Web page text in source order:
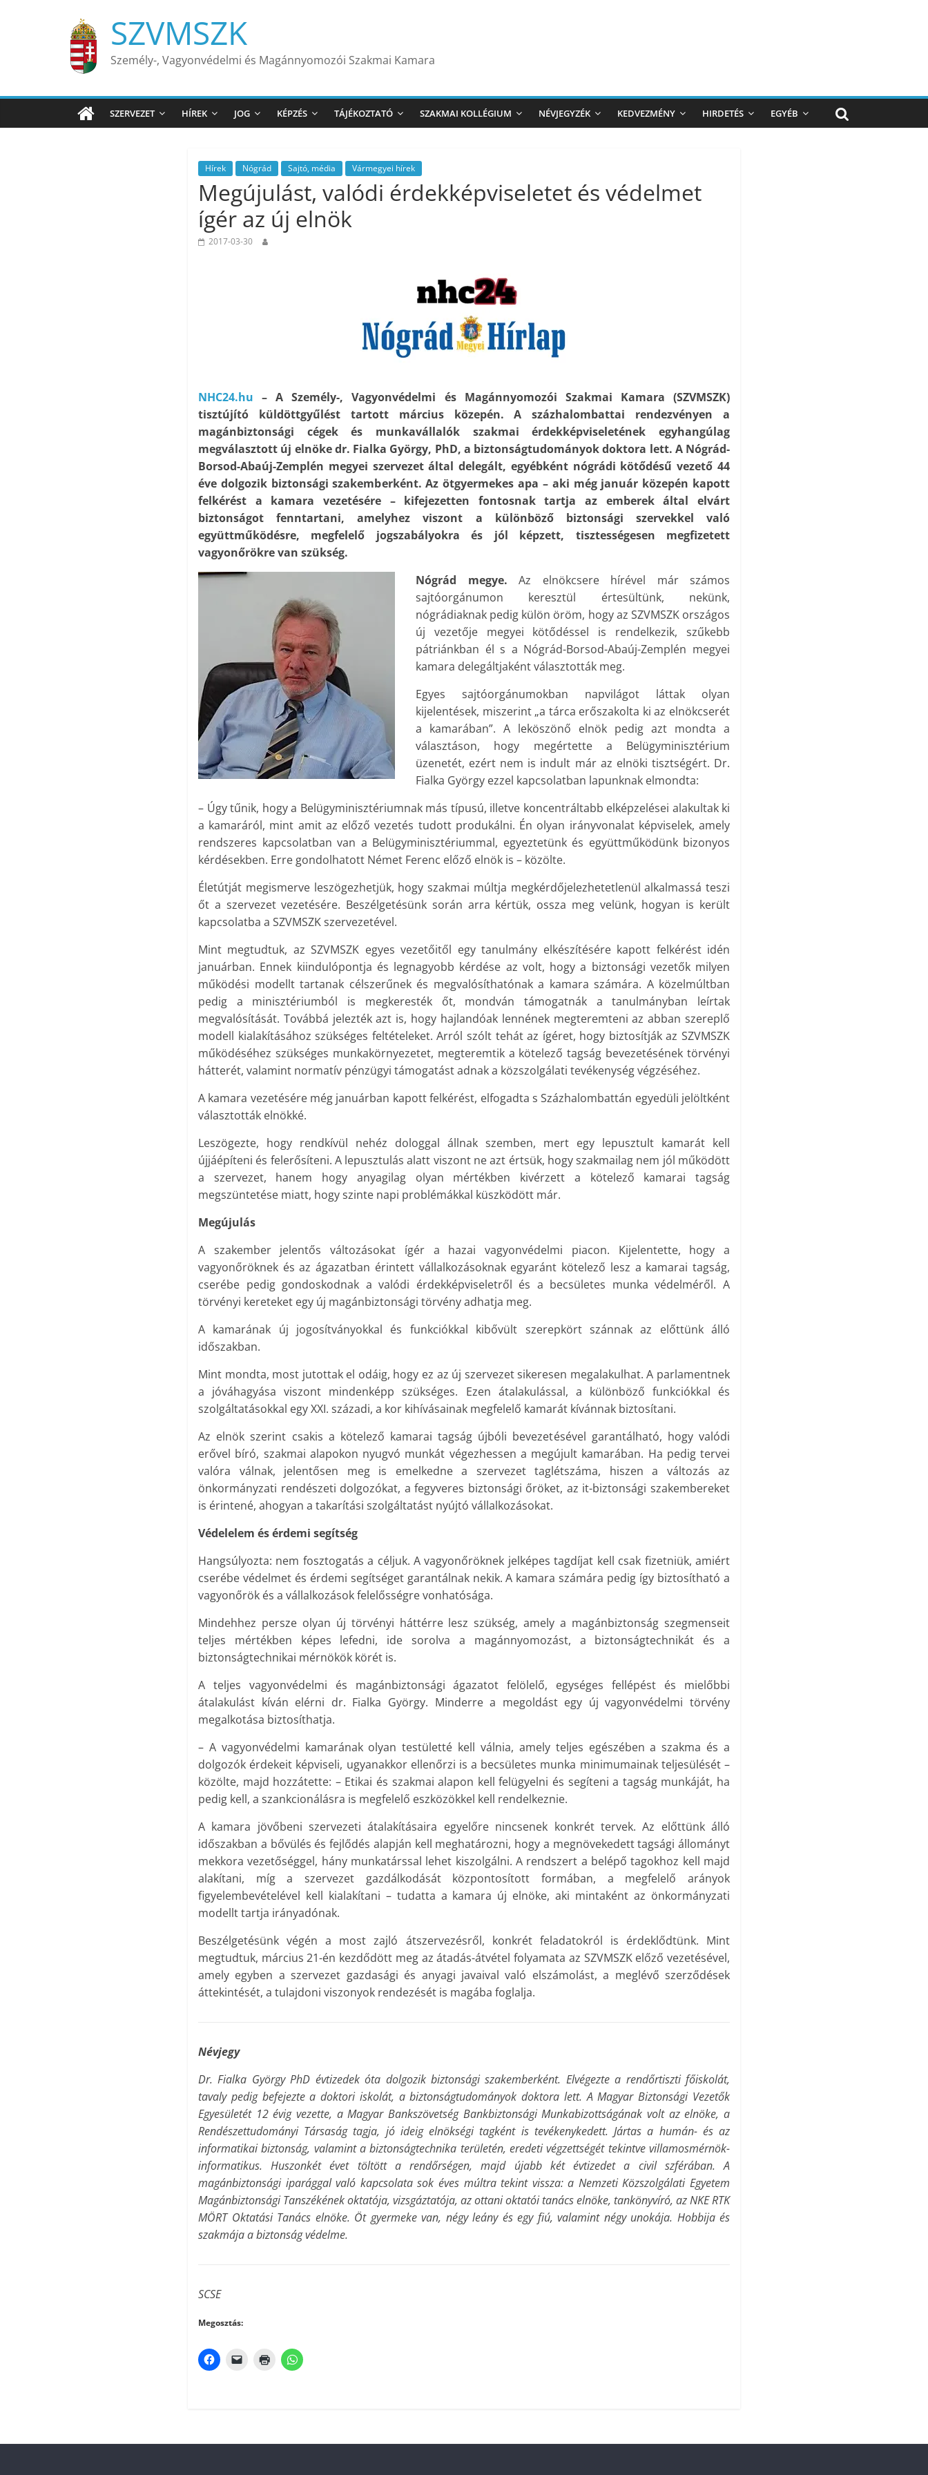
SZVMSZK
Személy-, Vagyonvédelmi és Magánnyomozói Szakmai Kamara
SZERVEZET HÍREK JOG KÉPZÉS TÁJÉKOZTATÓ SZAKMAI KOLLÉGIUM NÉVJEGYZÉK KEDVEZMÉNY HIRDETÉS EGYÉB
Hírek Nógrád Sajtó, média Vármegyei hírek
Megújulást, valódi érdekképviseletet és védelmet
ígér az új elnök
2017-03-30
NHC24.hu – A Személy-, Vagyonvédelmi és Magánnyomozói Szakmai Kamara (SZVMSZK)
tisztújító küldöttgyűlést tartott március közepén. A százhalombattai rendezvényen a
magánbiztonsági cégek és munkavállalók szakmai érdekképviseletének egyhangúlag
megválasztott új elnöke dr. Fialka György, PhD, a biztonságtudományok doktora lett. A Nógrád-
Borsod-Abaúj-Zemplén megyei szervezet által delegált, egyébként nógrádi kötődésű vezető 44
éve dolgozik biztonsági szakemberként. Az ötgyermekes apa – aki még január közepén kapott
felkérést a kamara vezetésére – kifejezetten fontosnak tartja az emberek által elvárt
biztonságot fenntartani, amelyhez viszont a különböző biztonsági szervekkel való
együttműködésre, megfelelő jogszabályokra és jól képzett, tisztességesen megfizetett
vagyonőrökre van szükség.
Nógrád megye. Az elnökcsere hírével már számos
sajtóorgánumon keresztül értesültünk, nekünk,
nógrádiaknak pedig külön öröm, hogy az SZVMSZK országos
új vezetője megyei kötődéssel is rendelkezik, szűkebb
pátriánkban él s a Nógrád-Borsod-Abaúj-Zemplén megyei
kamara delegáltjaként választották meg.
Egyes sajtóorgánumokban napvilágot láttak olyan
kijelentések, miszerint „a tárca erőszakolta ki az elnökcserét
a kamarában”. A leköszönő elnök pedig azt mondta a
választáson, hogy megértette a Belügyminisztérium
üzenetét, ezért nem is indult már az elnöki tisztségért. Dr.
Fialka György ezzel kapcsolatban lapunknak elmondta:
– Úgy tűnik, hogy a Belügyminisztériumnak más típusú, illetve koncentráltabb elképzelései alakultak ki
a kamaráról, mint amit az előző vezetés tudott produkálni. Én olyan irányvonalat képviselek, amely
rendszeres kapcsolatban van a Belügyminisztériummal, egyeztetünk és együttműködünk bizonyos
kérdésekben. Erre gondolhatott Német Ferenc előző elnök is – közölte.
Életútját megismerve leszögezhetjük, hogy szakmai múltja megkérdőjelezhetetlenül alkalmassá teszi
őt a szervezet vezetésére. Beszélgetésünk során arra kértük, ossza meg velünk, hogyan is került
kapcsolatba a SZVMSZK szervezetével.
Mint megtudtuk, az SZVMSZK egyes vezetőitől egy tanulmány elkészítésére kapott felkérést idén
januárban. Ennek kiindulópontja és legnagyobb kérdése az volt, hogy a biztonsági vezetők milyen
működési modellt tartanak célszerűnek és megvalósíthatónak a kamara számára. A közelmúltban
pedig a minisztériumból is megkeresték őt, mondván támogatnák a tanulmányban leírtak
megvalósítását. Továbbá jelezték azt is, hogy hajlandóak lennének megteremteni az abban szereplő
modell kialakításához szükséges feltételeket. Arról szólt tehát az ígéret, hogy biztosítják az SZVMSZK
működéséhez szükséges munkakörnyezetet, megteremtik a kötelező tagság bevezetésének törvényi
hátterét, valamint normatív pénzügyi támogatást adnak a közszolgálati tevékenység végzéséhez.
A kamara vezetésére még januárban kapott felkérést, elfogadta s Százhalombattán egyedüli jelöltként
választották elnökké.
Leszögezte, hogy rendkívül nehéz dologgal állnak szemben, mert egy lepusztult kamarát kell
újjáépíteni és felerősíteni. A lepusztulás alatt viszont ne azt értsük, hogy szakmailag nem jól működött
a szervezet, hanem hogy anyagilag olyan mértékben kivérzett a kötelező kamarai tagság
megszüntetése miatt, hogy szinte napi problémákkal küszködött már.
Megújulás
A szakember jelentős változásokat ígér a hazai vagyonvédelmi piacon. Kijelentette, hogy a
vagyonőröknek és az ágazatban érintett vállalkozásoknak egyaránt kötelező lesz a kamarai tagság,
cserébe pedig gondoskodnak a valódi érdekképviseletről és a becsületes munka védelméről. A
törvényi kereteket egy új magánbiztonsági törvény adhatja meg.
A kamarának új jogosítványokkal és funkciókkal kibővült szerepkört szánnak az előttünk álló
időszakban.
Mint mondta, most jutottak el odáig, hogy ez az új szervezet sikeresen megalakulhat. A parlamentnek
a jóváhagyása viszont mindenképp szükséges. Ezen átalakulással, a különböző funkciókkal és
szolgáltatásokkal egy XXI. századi, a kor kihívásainak megfelelő kamarát kívánnak biztosítani.
Az elnök szerint csakis a kötelező kamarai tagság újbóli bevezetésével garantálható, hogy valódi
erővel bíró, szakmai alapokon nyugvó munkát végezhessen a megújult kamarában. Ha pedig tervei
valóra válnak, jelentősen meg is emelkedne a szervezet taglétszáma, hiszen a változás az
önkormányzati rendészeti dolgozókat, a fegyveres biztonsági őröket, az it-biztonsági szakembereket
is érintené, ahogyan a takarítási szolgáltatást nyújtó vállalkozásokat.
Védelelem és érdemi segítség
Hangsúlyozta: nem fosztogatás a céljuk. A vagyonőröknek jelképes tagdíjat kell csak fizetniük, amiért
cserébe védelmet és érdemi segítséget garantálnak nekik. A kamara számára pedig így biztosítható a
vagyonőrök és a vállalkozások felelősségre vonhatósága.
Mindehhez persze olyan új törvényi háttérre lesz szükség, amely a magánbiztonság szegmenseit
teljes mértékben képes lefedni, ide sorolva a magánnyomozást, a biztonságtechnikát és a
biztonságtechnikai mérnökök körét is.
A teljes vagyonvédelmi és magánbiztonsági ágazatot felölelő, egységes fellépést és mielőbbi
átalakulást kíván elérni dr. Fialka György. Minderre a megoldást egy új vagyonvédelmi törvény
megalkotása biztosíthatja.
– A vagyonvédelmi kamarának olyan testületté kell válnia, amely teljes egészében a szakma és a
dolgozók érdekeit képviseli, ugyanakkor ellenőrzi is a becsületes munka minimumainak teljesülését –
közölte, majd hozzátette: – Etikai és szakmai alapon kell felügyelni és segíteni a tagság munkáját, ha
pedig kell, a szankcionálásra is megfelelő eszközökkel kell rendelkeznie.
A kamara jövőbeni szervezeti átalakításaira egyelőre nincsenek konkrét tervek. Az előttünk álló
időszakban a bővülés és fejlődés alapján kell meghatározni, hogy a megnövekedett tagsági állományt
mekkora vezetőséggel, hány munkatárssal lehet kiszolgálni. A rendszert a belépő tagokhoz kell majd
alakítani, míg a szervezet gazdálkodását központosított formában, a megfelelő arányok
figyelembevételével kell kialakítani – tudatta a kamara új elnöke, aki mintaként az önkormányzati
modellt tartja irányadónak.
Beszélgetésünk végén a most zajló átszervezésről, konkrét feladatokról is érdeklődtünk. Mint
megtudtuk, március 21-én kezdődött meg az átadás-átvétel folyamata az SZVMSZK előző vezetésével,
amely egyben a szervezet gazdasági és anyagi javaival való elszámolást, a meglévő szerződések
áttekintését, a tulajdoni viszonyok rendezését is magába foglalja.
Névjegy
Dr. Fialka György PhD évtizedek óta dolgozik biztonsági szakemberként. Elvégezte a rendőrtiszti főiskolát,
tavaly pedig befejezte a doktori iskolát, a biztonságtudományok doktora lett. A Magyar Biztonsági Vezetők
Egyesületét 12 évig vezette, a Magyar Bankszövetség Bankbiztonsági Munkabizottságának volt az elnöke, a
Rendészettudományi Társaság tagja, jó ideig elnökségi tagként is tevékenykedett. Jártas a humán- és az
informatikai biztonság, valamint a biztonságtechnika területén, eredeti végzettségét tekintve villamosmérnök-
informatikus. Huszonkét évet töltött a rendőrségen, majd újabb két évtizedet a civil szférában. A
magánbiztonsági iparággal való kapcsolata sok éves múltra tekint vissza: a Nemzeti Közszolgálati Egyetem
Magánbiztonsági Tanszékének oktatója, vizsgáztatója, az ottani oktatói tanács elnöke, tankönyvíró, az NKE RTK
MÖRT Oktatási Tanács elnöke. Öt gyermeke van, négy leány és egy fiú, valamint négy unokája. Hobbija és
szakmája a biztonság védelme.
SCSE
Megosztás: